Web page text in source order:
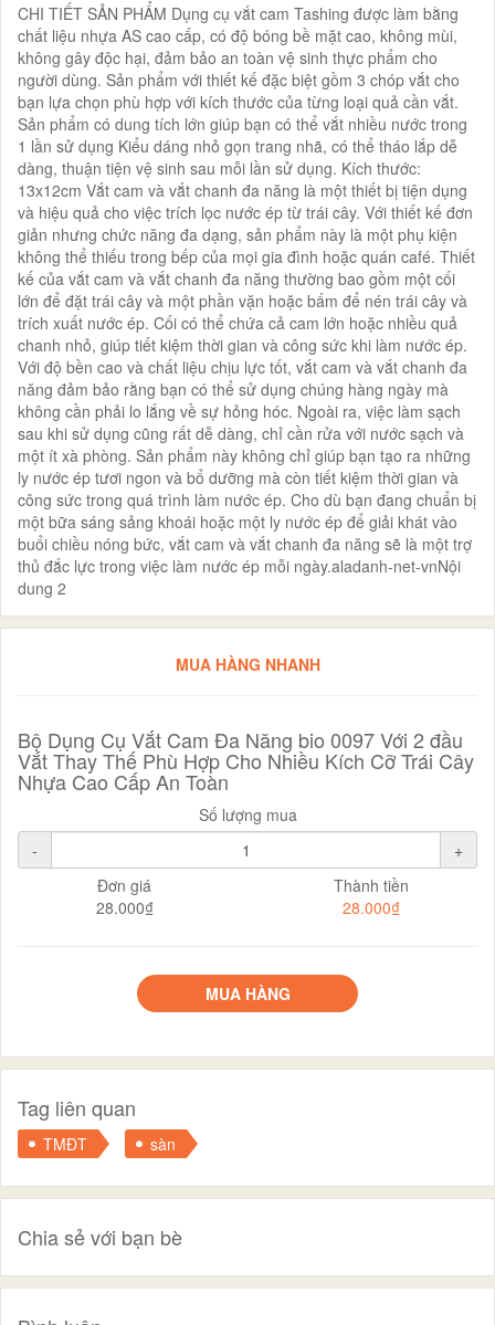
CHI TIẾT SẢN PHẨM Dụng cụ vắt cam Tashing được làm bằng
chất liệu nhựa AS cao cấp, có độ bóng bề mặt cao, không mùi,
không gây độc hại, đảm bảo an toàn vệ sinh thực phẩm cho
người dùng. Sản phẩm với thiết kế đặc biệt gồm 3 chóp vắt cho
bạn lựa chọn phù hợp với kích thước của từng loại quả cần vắt.
Sản phẩm có dung tích lớn giúp bạn có thể vắt nhiều nước trong
1 lần sử dụng Kiểu dáng nhỏ gọn trang nhã, có thể tháo lắp dễ
dàng, thuận tiện vệ sinh sau mỗi lần sử dụng. Kích thước:
13x12cm Vắt cam và vắt chanh đa năng là một thiết bị tiện dụng
và hiệu quả cho việc trích lọc nước ép từ trái cây. Với thiết kế đơn
giản nhưng chức năng đa dạng, sản phẩm này là một phụ kiện
không thể thiếu trong bếp của mọi gia đình hoặc quán café. Thiết
kế của vắt cam và vắt chanh đa năng thường bao gồm một cối
lớn để đặt trái cây và một phần vặn hoặc bấm để nén trái cây và
trích xuất nước ép. Cối có thể chứa cả cam lớn hoặc nhiều quả
chanh nhỏ, giúp tiết kiệm thời gian và công sức khi làm nước ép.
Với độ bền cao và chất liệu chịu lực tốt, vắt cam và vắt chanh đa
năng đảm bảo rằng bạn có thể sử dụng chúng hàng ngày mà
không cần phải lo lắng về sự hỏng hóc. Ngoài ra, việc làm sạch
sau khi sử dụng cũng rất dễ dàng, chỉ cần rửa với nước sạch và
một ít xà phòng. Sản phẩm này không chỉ giúp bạn tạo ra những
ly nước ép tươi ngon và bổ dưỡng mà còn tiết kiệm thời gian và
công sức trong quá trình làm nước ép. Cho dù bạn đang chuẩn bị
một bữa sáng sảng khoái hoặc một ly nước ép để giải khát vào
buổi chiều nóng bức, vắt cam và vắt chanh đa năng sẽ là một trợ
thủ đắc lực trong việc làm nước ép mỗi ngày.aladanh-net-vnNội
dung 2
MUA HÀNG NHANH
Bộ Dụng Cụ Vắt Cam Đa Năng bio 0097 Với 2 đầu
Vắt Thay Thế Phù Hợp Cho Nhiều Kích Cỡ Trái Cây
Nhựa Cao Cấp An Toàn
Số lượng mua
-
+
Đơn giá
28.000₫
Thành tiền
28.000₫
MUA HÀNG
Tag liên quan
TMĐT sàn
Chia sẻ với bạn bè